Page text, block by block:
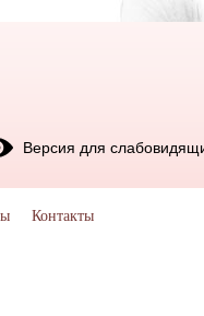
Версия для
Контакты